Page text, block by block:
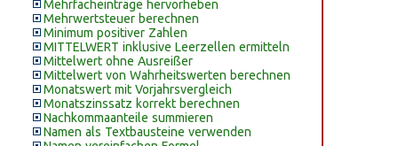
Mehrfacheinträge hervorheben
Mehrwertsteuer berechnen
Minimum positiver Zahlen
MITTELWERT inklusive Leerzellen ermitteln
Mittelwert ohne Ausreißer
Mittelwert von Wahrheitswerten berechnen
Monatswert mit Vorjahrsvergleich
Monatszinssatz korrekt berechnen
Nachkommaanteile summieren
Namen als Textbausteine verwenden